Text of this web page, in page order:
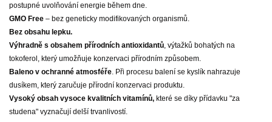
postupné uvolňování energie během dne.
GMO Free – bez geneticky modifikovaných organismů.
Bez obsahu lepku.
Výhradně s obsahem přírodních antioxidantů , výtažků bohatých na
tokoferol, který umožňuje konzervaci přírodním způsobem.
Baleno v ochranné atmosféře . Při procesu balení se kyslík nahrazuje
dusíkem, který zaručuje přírodní konzervaci produktu.
Vysoký obsah vysoce kvalitních vitamínů, které se díky přídavku "za
studena" vyznačují delší trvanlivostí.